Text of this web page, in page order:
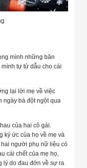
mình những băn
tự tử dẫu cho cái
lại lời mẹ về việc
ngày bà đột ngột qua
của hai cô gái.
ký ức của họ về mẹ và
người phụ nữ liệu có
cái chết của mẹ họ,
lý do đau đớn về sự ra